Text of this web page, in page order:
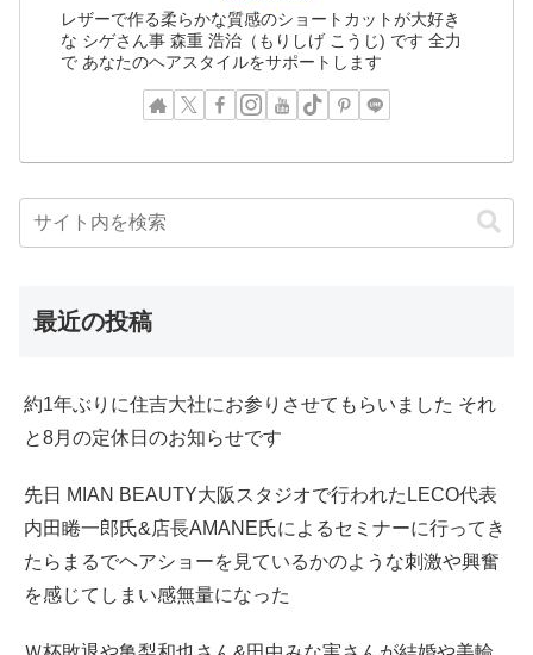
レザーで作る柔らかな質感のショートカットが大好き
な シゲさん事 森重 浩治（もりしげ こうじ) です 全力
で あなたのヘアスタイルをサポートします
最近の投稿
約1年ぶりに住吉大社にお参りさせてもらいました それ
と8月の定休日のお知らせです
先日 MIAN BEAUTY大阪スタジオで行われたLECO代表
内田睠一郎氏&店長AMANE氏によるセミナーに行ってき
たらまるでヘアショーを見ているかのような刺激や興奮
を感じてしまい感無量になった